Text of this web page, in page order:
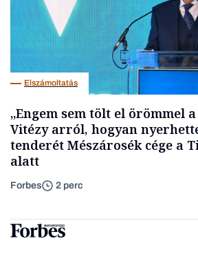
Elszámoltatás
„Engem sem tölt el örömmel
Vitézy arról, hogyan
tenderét Mészárosék cége a
alatt
Forbes 2 perc